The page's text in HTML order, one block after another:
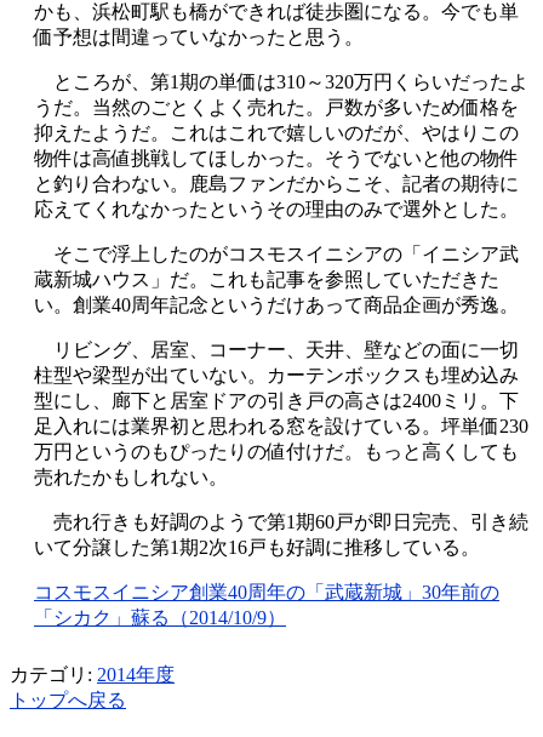
かも、浜松町駅も橋ができれば徒歩圏になる。今でも単
価予想は間違っていなかったと思う。
ところが、第1期の単価は310～320万円くらいだったよ
うだ。当然のごとくよく売れた。戸数が多いため価格を
抑えたようだ。これはこれで嬉しいのだが、やはりこの
物件は高値挑戦してほしかった。そうでないと他の物件
と釣り合わない。鹿島ファンだからこそ、記者の期待に
応えてくれなかったというその理由のみで選外とした。
そこで浮上したのがコスモスイニシアの「イニシア武
蔵新城ハウス」だ。これも記事を参照していただきた
い。創業40周年記念というだけあって商品企画が秀逸。
リビング、居室、コーナー、天井、壁などの面に一切
柱型や梁型が出ていない。カーテンボックスも埋め込み
型にし、廊下と居室ドアの引き戸の高さは2400ミリ。下
足入れには業界初と思われる窓を設けている。坪単価230
万円というのもぴったりの値付けだ。もっと高くしても
売れたかもしれない。
売れ行きも好調のようで第1期60戸が即日完売、引き続
いて分譲した第1期2次16戸も好調に推移している。
コスモスイニシア創業40周年の「武蔵新城」30年前の
「シカク」蘇る（2014/10/9）
カテゴリ: 2014年度
トップへ戻る